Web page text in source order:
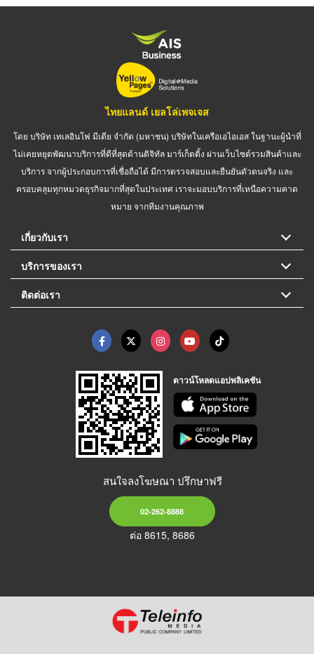
ไทยแลนด์ เยลโล่เพจเจส
โดย บริษัท เทเลอินโฟ มีเดีย จำกัด (มหาชน) บริษัทในเครือเอไอเอส ในฐานะผู้นำที่
ไม่เคยหยุดพัฒนาบริการที่ดีที่สุดด้านดิจิทัล มาร์เก็ตติ้ง ผ่านเว็บไซต์รวมสินค้าและ
บริการ จากผู้ประกอบการที่เชื่อถือได้ มีการตรวจสอบและยืนยันตัวตนจริง และ
ครอบคลุมทุกหมวดธุรกิจมากที่สุดในประเทศ เราจะมอบบริการที่เหนือความคาด
หมาย จากทีมงานคุณภาพ
เกี่ยวกับเรา
บริการของเรา
ติดต่อเรา
ดาวน์โหลดแอปพลิเคชัน
สนใจลงโฆษณา ปรึกษาฟรี
02-262-8888
ต่อ 8615, 8686